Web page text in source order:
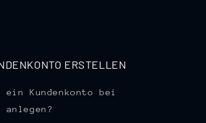
ERSTELLEN
ein Kundenkonto bei
anlegen?